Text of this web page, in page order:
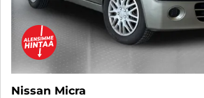
Nissan Micra